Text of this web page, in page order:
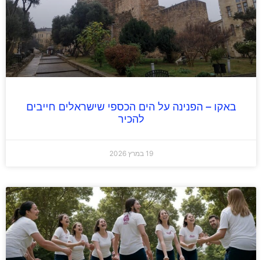
באקו – הפנינה על הים הכספי שישראלים חייבים
להכיר